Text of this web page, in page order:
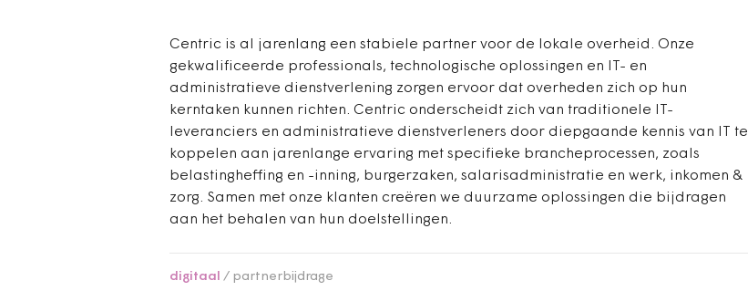
Centric is al jarenlang een stabiele partner voor de lokale overheid. Onze
gekwalificeerde professionals, technologische oplossingen en IT- en
administratieve dienstverlening zorgen ervoor dat overheden zich op hun
kerntaken kunnen richten. Centric onderscheidt zich van traditionele IT-
leveranciers en administratieve dienstverleners door diepgaande kennis van IT te
koppelen aan jarenlange ervaring met specifieke brancheprocessen, zoals
belastingheffing en -inning, burgerzaken, salarisadministratie en werk, inkomen &
zorg. Samen met onze klanten creëren we duurzame oplossingen die bijdragen
aan het behalen van hun doelstellingen.
digitaal partnerbijdrage